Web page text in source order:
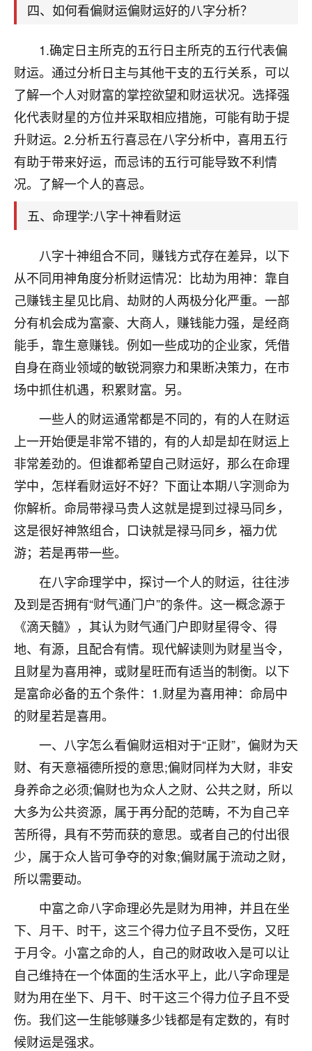
四、如何看偏财运偏财运好的八字分析？
1.确定日主所克的五行日主所克的五行代表偏
财运。通过分析日主与其他干支的五行关系，可以
了解一个人对财富的掌控欲望和财运状况。选择强
化代表财星的方位并采取相应措施，可能有助于提
升财运。2.分析五行喜忌在八字分析中，喜用五行
有助于带来好运，而忌讳的五行可能导致不利情
况。了解一个人的喜忌。
五、命理学:八字十神看财运
八字十神组合不同，赚钱方式存在差异，以下
从不同用神角度分析财运情况：比劫为用神：靠自
己赚钱主星见比肩、劫财的人两极分化严重。一部
分有机会成为富豪、大商人，赚钱能力强，是经商
能手，靠生意赚钱。例如一些成功的企业家，凭借
自身在商业领域的敏锐洞察力和果断决策力，在市
场中抓住机遇，积累财富。另。
一些人的财运通常都是不同的，有的人在财运
上一开始便是非常不错的，有的人却是却在财运上
非常差劲的。但谁都希望自己财运好，那么在命理
学中，怎样看财运好不好？下面让本期八字测命为
你解析。命局带禄马贵人这就是提到过禄马同乡，
这是很好神煞组合，口诀就是禄马同乡，福力优
游；若是再带一些。
在八字命理学中，探讨一个人的财运，往往涉
及到是否拥有“财气通门户”的条件。这一概念源于
《滴天髓》，其认为财气通门户即财星得令、得
地、有源，且配合有情。现代解读则为财星当令，
且财星为喜用神，或财星旺而有适当的制衡。以下
是富命必备的五个条件：1.财星为喜用神：命局中
的财星若是喜用。
一、八字怎么看偏财运相对于“正财”，偏财为天
财、有天意福德所授的意思;偏财同样为大财，非安
身养命之必须;偏财也为众人之财、公共之财，所以
大多为公共资源，属于再分配的范畴，不为自己辛
苦所得，具有不劳而获的意思。或者自己的付出很
少，属于众人皆可争夺的对象;偏财属于流动之财，
所以需要动。
中富之命八字命理必先是财为用神，并且在坐
下、月干、时干，这三个得力位子且不受伤，又旺
于月令。小富之命的人，自己的财政收入是可以让
自己维持在一个体面的生活水平上，此八字命理是
财为用在坐下、月干、时干这三个得力位子且不受
伤。我们这一生能够赚多少钱都是有定数的，有时
候财运是强求。
2小时前 来自海南
梦醒时分
我女儿高二叛逆，大半年不上学，一说她就要死要活
的，把我们两口子愁的不行，朋友给我推荐的慧来老
师，一开始我是病急乱投医，这半年来，法事一个个
做完，我女儿跟变了个人一样，不期望她能考多好的
大学，只要能安安稳稳的把书读了，身体心理都健健
康康的我就很知足了！
鹿森：可怜天下父母心啊！
3小时前 来自河北
我是公司人事调整，有升迁机会，但同时竞争的我们
三个，找老师的时候是抱着侥幸心理，没想到老师看
着我晋升有望，我半信半疑的按照老师建议，做了化
太岁还有一个发钱粮，本来年前的人事调整，拖到年
后，我以为都没戏了，结果开年一上班，开会提拔升
职第一个就是我，职务无所谓，主要是底薪加了
3000，非常开心，无论如何，感恩感谢！🙏🏻
鹿森：恭喜升职加薪！！，请客吗？�
12小时前 来自北京 32
心心相印
我身体不太好，总是病病殃殃的，去检查又没什么大
问题，反正就是不舒服。中医西医看遍了，找不到问
题，后来无意中看到有人推荐慧来老师，跟老师聊过
之后，心情豁然开朗，也听老师建议，处理了一些因
果问题。今年以来，身体比以前好多，主要是心情好
了，老师说境随心转，现在深有体会了。
鹿森：是的，其实跟老师聊过之后，最大的感
触，首先就是心态会变好，万般皆是命，半点
不由人！
1天前 来自四川 9
金白水清
我也想找老师看看，有没有人给个联系方式的啊？
鹿森 ：慧来老师微信：gjsy0624
1天前 来自江西 12
青春168
我也想要，我也想要！
2天前 来自山西 15
Jessica李
老师做不做超度法事？我想给我奶奶做超度，她今年
刚去世了。
七零老顽童 ：我母亲前年离世，刚开始我经常
做梦梦见她，后来也是朋友介绍，找到慧来老
师，安排了超度法事，做梦再也没有梦到过
了，一开始是半信半疑的，图个心安，给亡母
超度，现在看来，人不信也不行。
2天前 来自云南 11